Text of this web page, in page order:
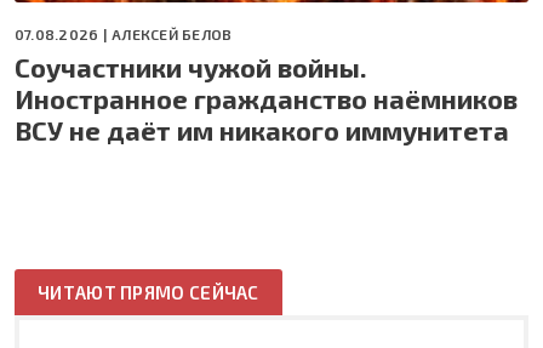
07.08.2026 |АЛЕКСЕЙ БЕЛОВ
Соучастники чужой войны.
Иностранное гражданство наёмников
ВСУ не даёт им никакого иммунитета
ЧИТАЮТ ПРЯМО СЕЙЧАС